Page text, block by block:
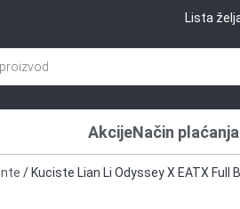
Lista
AkcijeNačin plaćanja
/ Kuciste Lian Li Odyssey X EATX Full